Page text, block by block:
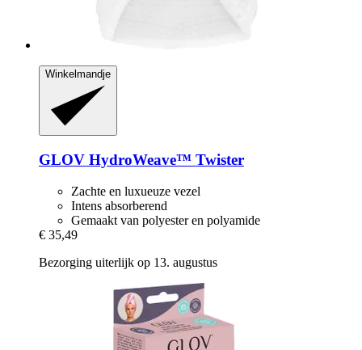
Winkelmandje
GLOV HydroWeave™ Twister
Zachte en luxueuze vezel
Intens absorberend
Gemaakt van polyester en polyamide
€ 35,49
Bezorging uiterlijk op 13. augustus